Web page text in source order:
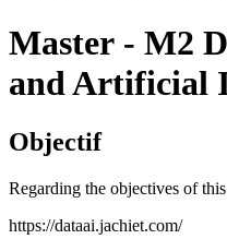
Master - M2
and Artificial
Objectif
Regarding the objectives of
https://dataai.jachiet.com/